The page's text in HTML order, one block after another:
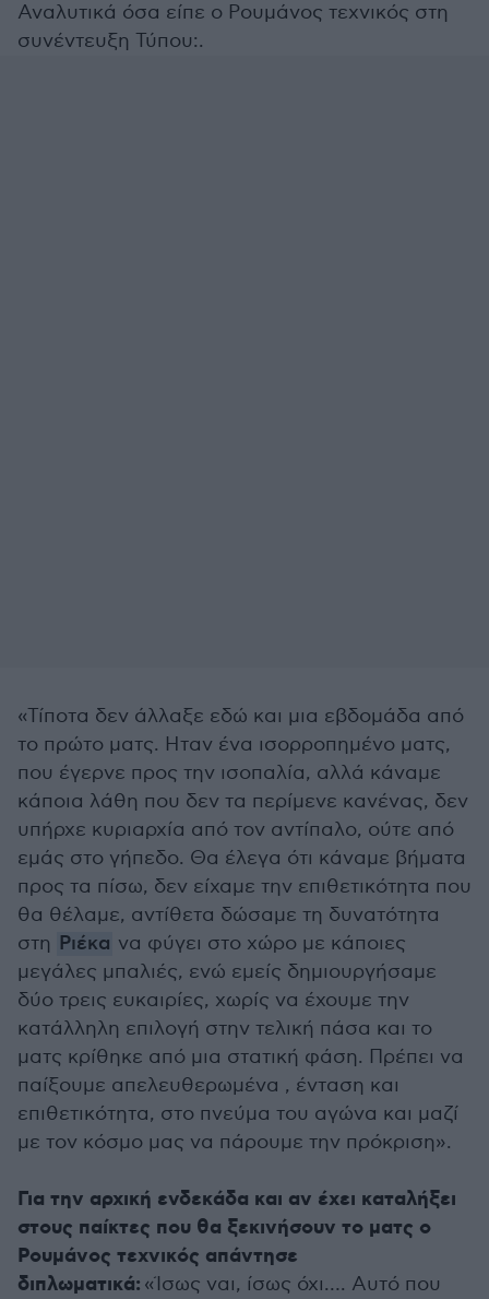
Αναλυτικά όσα είπε ο Ρουμάνος τεχνικός στη
συνέντευξη Τύπου:.
«Τίποτα δεν άλλαξε εδώ και μια εβδομάδα από
το πρώτο ματς. Ηταν ένα ισορροπημένο ματς,
που έγερνε προς την ισοπαλία, αλλά κάναμε
κάποια λάθη που δεν τα περίμενε κανένας, δεν
υπήρχε κυριαρχία από τον αντίπαλο, ούτε από
εμάς στο γήπεδο. Θα έλεγα ότι κάναμε βήματα
προς τα πίσω, δεν είχαμε την επιθετικότητα που
θα θέλαμε, αντίθετα δώσαμε τη δυνατότητα
στη Ριέκα να φύγει στο χώρο με κάποιες
μεγάλες μπαλιές, ενώ εμείς δημιουργήσαμε
δύο τρεις ευκαιρίες, χωρίς να έχουμε την
κατάλληλη επιλογή στην τελική πάσα και το
ματς κρίθηκε από μια στατική φάση. Πρέπει να
παίξουμε απελευθερωμένα , ένταση και
επιθετικότητα, στο πνεύμα του αγώνα και μαζί
με τον κόσμο μας να πάρουμε την πρόκριση».
Για την αρχική ενδεκάδα και αν έχει καταλήξει
στους παίκτες που θα ξεκινήσουν το ματς ο
Ρουμάνος τεχνικός απάντησε
διπλωματικά: «Ίσως ναι, ίσως όχι…. Αυτό που